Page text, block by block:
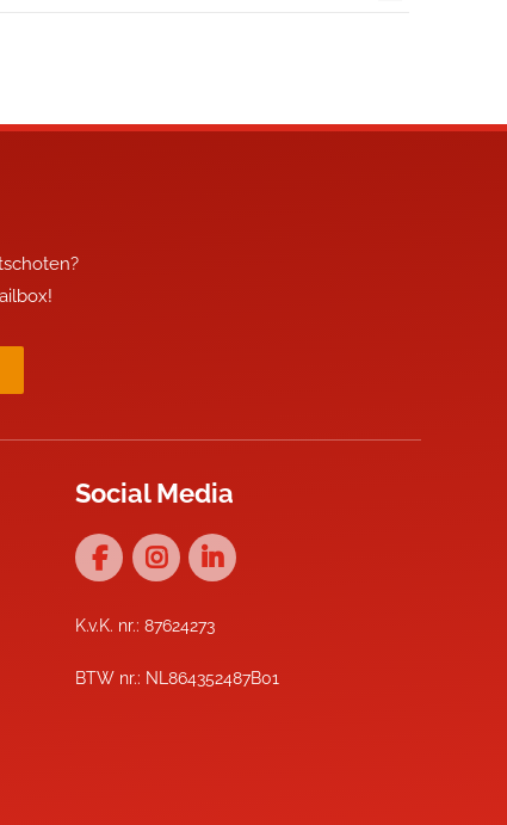
Social Media
K.v.K. nr.: 87624273
BTW nr.: NL864352487B01